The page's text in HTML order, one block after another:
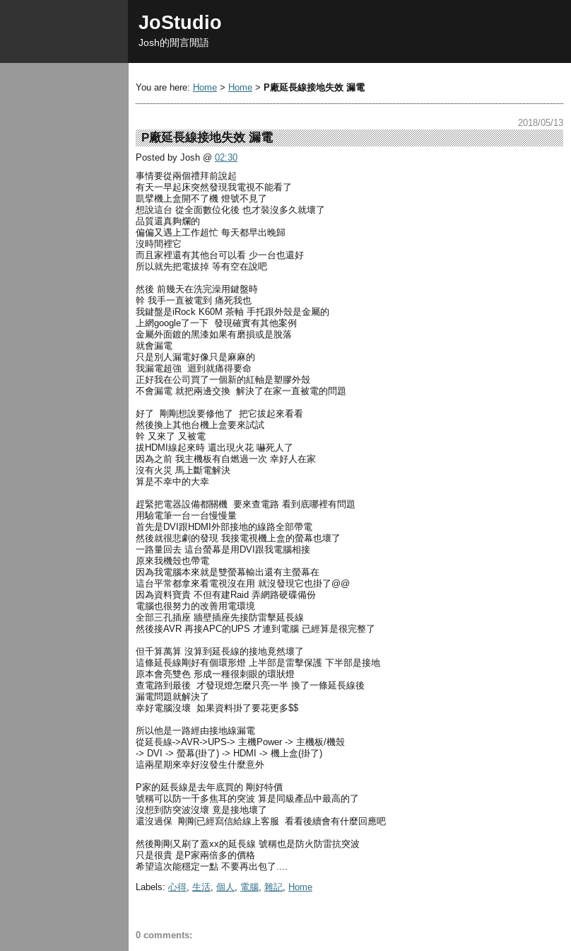
JoStudio
Josh的閒言閒語
You are here: Home > Home > P廠延長線接地失效 漏電
2018/05/13
P廠延長線接地失效 漏電
Posted by Josh @ 02:30
事情要從兩個禮拜前說起
有天一早起床突然發現我電視不能看了
凱擘機上盒開不了機 燈號不見了
想說這台 從全面數位化後 也才裝沒多久就壞了
品質還真夠爛的
偏偏又遇上工作超忙 每天都早出晚歸
沒時間裡它
而且家裡還有其他台可以看 少一台也還好
所以就先把電拔掉 等有空在說吧
然後 前幾天在洗完澡用鍵盤時
幹 我手一直被電到 痛死我也
我鍵盤是iRock K60M 茶軸 手托跟外殼是金屬的
上網google了一下 發現確實有其他案例
金屬外面鍍的黑漆如果有磨損或是脫落
就會漏電
只是別人漏電好像只是麻麻的
我漏電超強 迴到就痛得要命
正好我在公司買了一個新的紅軸是塑膠外殼
不會漏電 就把兩邊交換 解決了在家一直被電的問題
好了 剛剛想說要修他了 把它拔起來看看
然後換上其他台機上盒要來試試
幹 又來了 又被電
拔HDMI線起來時 還出現火花 嚇死人了
因為之前 我主機板有自燃過一次 幸好人在家
沒有火災 馬上斷電解決
算是不幸中的大幸
趕緊把電器設備都關機 要來查電路 看到底哪裡有問題
用驗電筆一台一台慢慢量
首先是DVI跟HDMI外部接地的線路全部帶電
然後就很悲劇的發現 我接電視機上盒的螢幕也壞了
一路量回去 這台螢幕是用DVI跟我電腦相接
原來我機殼也帶電
因為我電腦本來就是雙螢幕輸出還有主螢幕在
這台平常都拿來看電視沒在用 就沒發現它也掛了@@
因為資料寶貴 不但有建Raid 弄網路硬碟備份
電腦也很努力的改善用電環境
全部三孔插座 牆壁插座先接防雷擊延長線
然後接AVR 再接APC的UPS 才連到電腦 已經算是很完整了
但千算萬算 沒算到延長線的接地竟然壞了
這條延長線剛好有個環形燈 上半部是雷擊保護 下半部是接地
原本會亮雙色 形成一種很刺眼的環狀燈
查電路到最後 才發現燈怎麼只亮一半 換了一條延長線後
漏電問題就解決了
幸好電腦沒壞 如果資料掛了要花更多$$
所以他是一路經由接地線漏電
從延長線->AVR->UPS-> 主機Power -> 主機板/機殼
-> DVI -> 螢幕(掛了) -> HDMI -> 機上盒(掛了)
這兩星期來幸好沒發生什麼意外
P家的延長線是去年底買的 剛好特價
號稱可以防一千多焦耳的突波 算是同級產品中最高的了
沒想到防突波沒壞 竟是接地壞了
還沒過保 剛剛已經寫信給線上客服 看看後續會有什麼回應吧
然後剛剛又刷了蓋xx的延長線 號稱也是防火防雷抗突波
只是很貴 是P家兩倍多的價格
希望這次能穩定一點 不要再出包了....
Labels: 心得, 生活, 個人 , 電腦, 雜記, Home
0 comments: